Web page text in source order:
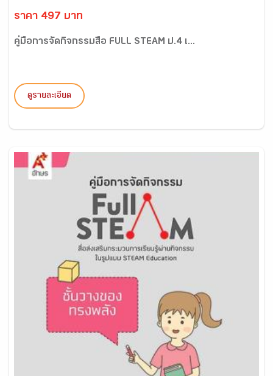
ราคา 497 บาท
คู่มือการจัดกิจกรรมสื่อ FULL STEAM ป.4 เ...
ดูรายละเอียด